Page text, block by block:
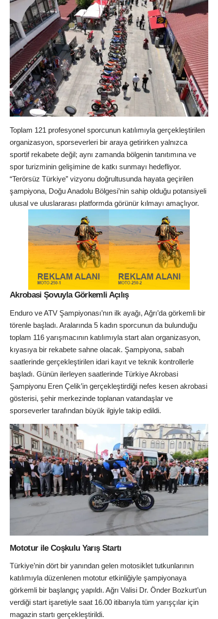
Toplam 121 profesyonel sporcunun katılımıyla gerçekleştirilen
organizasyon, sporseverleri bir araya getirirken yalnızca
sportif rekabete değil; aynı zamanda bölgenin tanıtımına ve
spor turizminin gelişimine de katkı sunmayı hedefliyor.
“Terörsüz Türkiye” vizyonu doğrultusunda hayata geçirilen
şampiyona, Doğu Anadolu Bölgesi’nin sahip olduğu potansiyeli
ulusal ve uluslararası platformda görünür kılmayı amaçlıyor.
Akrobasi Şovuyla Görkemli Açılış
Enduro ve ATV Şampiyonası’nın ilk ayağı, Ağrı’da görkemli bir
törenle başladı. Aralarında 5 kadın sporcunun da bulunduğu
toplam 116 yarışmacının katılımıyla start alan organizasyon,
kıyasıya bir rekabete sahne olacak. Şampiyona, sabah
saatlerinde gerçekleştirilen idari kayıt ve teknik kontrollerle
başladı. Günün ilerleyen saatlerinde Türkiye Akrobasi
Şampiyonu Eren Çelik’in gerçekleştirdiği nefes kesen akrobasi
gösterisi, şehir merkezinde toplanan vatandaşlar ve
sporseverler tarafından büyük ilgiyle takip edildi.
Mototur ile Coşkulu Yarış Startı
Türkiye’nin dört bir yanından gelen motosiklet tutkunlarının
katılımıyla düzenlenen mototur etkinliğiyle şampiyonaya
görkemli bir başlangıç yapıldı. Ağrı Valisi Dr. Önder Bozkurt’un
verdiği start işaretiyle saat 16.00 itibarıyla tüm yarışçılar için
magazin startı gerçekleştirildi.